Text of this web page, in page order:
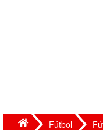
Fútbol